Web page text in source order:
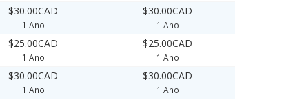
$30.00CAD
1 Ano
$30.00CAD
1 Ano
$25.00CAD
1 Ano
$25.00CAD
1 Ano
$30.00CAD
1 Ano
$30.00CAD
1 Ano